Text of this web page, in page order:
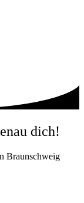
dich!
Braunschweig